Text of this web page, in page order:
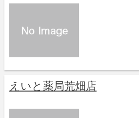
えいと薬局荒畑店